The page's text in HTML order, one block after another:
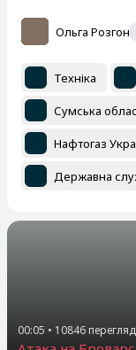
Ольга Розгон
Техніка
Сумська
Нафтогаз
Державна
00:05 • 10846